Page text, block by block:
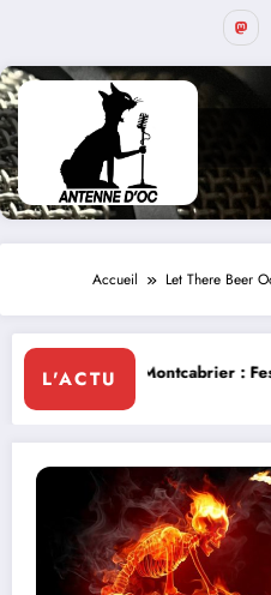
Accueil Let There Beer
L'ACTU
: Festival de musique